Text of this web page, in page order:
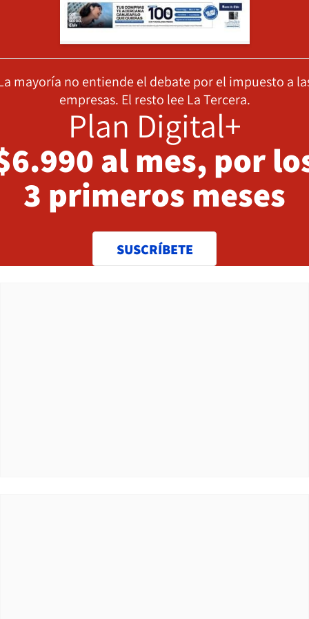
mayoría no entiende el debate por el impuesto a
empresas. El resto lee La Tercera.
Plan Digital+
al mes, por
3 primeros meses
SUSCRÍBETE